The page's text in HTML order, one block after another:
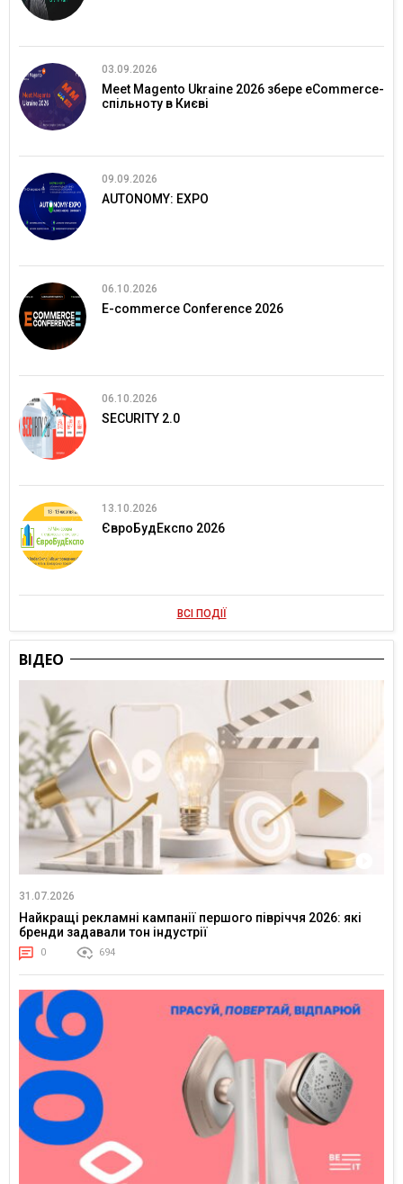
03.09.2026
Meet Magento Ukraine 2026 збере eCommerce-
спільноту в Києві
09.09.2026
AUTONOMY: EXPO
06.10.2026
E-commerce Conference 2026
06.10.2026
SECURITY 2.0
13.10.2026
ЄвроБудЕкспо 2026
ВСІ ПОДІЇ
ВІДЕО
31.07.2026
Найкращі рекламні кампанії першого півріччя 2026: які
бренди задавали тон індустрії
0 694